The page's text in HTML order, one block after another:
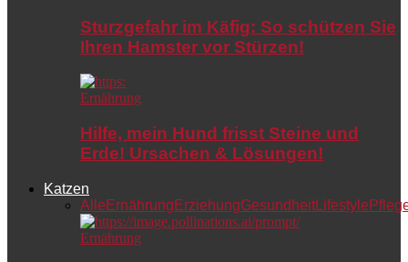
Sturzgefahr im Käfig: So schützen Sie
Ihren Hamster vor Stürzen!
Ernährung
Hilfe, mein Hund frisst Steine und
Erde! Ursachen & Lösungen!
Katzen
Alle Ernährung ErziehungGesundheitLifestyle
Ernährung